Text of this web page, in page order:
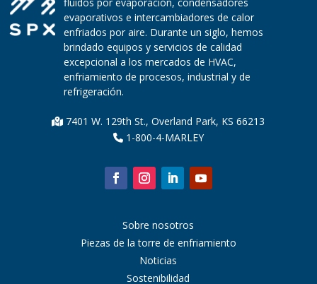
evaporativos e intercambiadores de calor
enfriados por aire. Durante un siglo, hemos
brindado equipos y servicios de calidad
excepcional a los mercados de HVAC,
enfriamiento de procesos, industrial y de
refrigeración.
7401 W. 129th St., Overland Park, KS 66213
1-800-4-MARLEY
Sobre nosotros
Piezas de la torre de enfriamiento
Noticias
Sostenibilidad